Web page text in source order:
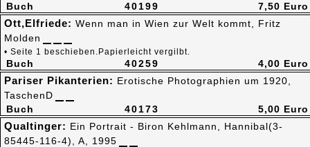
40199
Buch
7,50 Euro
40259
Buch
Ott,Elfriede: Wenn man in Wien zur Welt kommt, Fritz
Molden
• Seite 1 beschieben.Papierleicht vergilbt.
4,00 Euro
40173
Buch
Pariser Pikanterien: Erotische Photographien um 1920,
TaschenD
5,00 Euro
Qualtinger: Ein Portrait - Biron Kehlmann, Hannibal(3-
85445-116-4), A, 1995